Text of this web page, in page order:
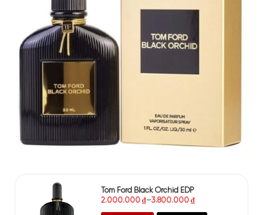
Tom Ford Black Orchid EDP
2.000.000₫–3.800.000₫